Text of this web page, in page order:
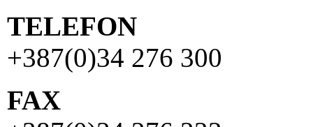
TELEFON
+387(0)34 276 300
FAX